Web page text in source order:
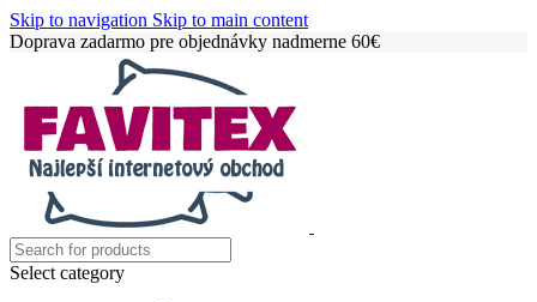
Skip to navigation Skip to main content
Doprava zadarmo pre objednávky nadmerne 60€
Select category